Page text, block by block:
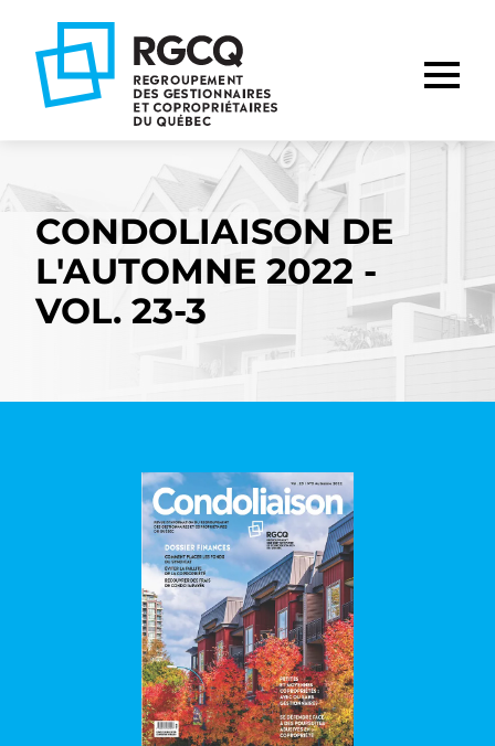
navigation
principale
contenu
CONDOLIAISON DE
L'AUTOMNE 2022 -
VOL. 23-3